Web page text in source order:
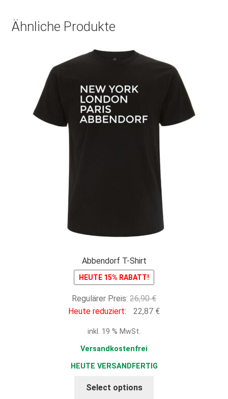
Ähnliche Produkte
Abbendorf T-Shirt
HEUTE 15% RABATT!
Regulärer Preis: 26,90€Ursprünglicher
Preis
Heute reduziert: 22,87 €Aktueller
inkl. 19 % MwSt.
Versandkostenfrei
HEUTE VERSANDFERTIG
Select options